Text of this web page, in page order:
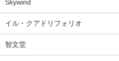
Skywind
イル・クアドリフォリオ
智文堂